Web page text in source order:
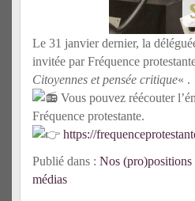
Le 31 janvier dernier, la
invitée par Fréquence
Citoyennes et pensée critique« .
Vous pouvez réécouter
Fréquence protestante.
https://
Publié dans : Nos (pro)positions
médias